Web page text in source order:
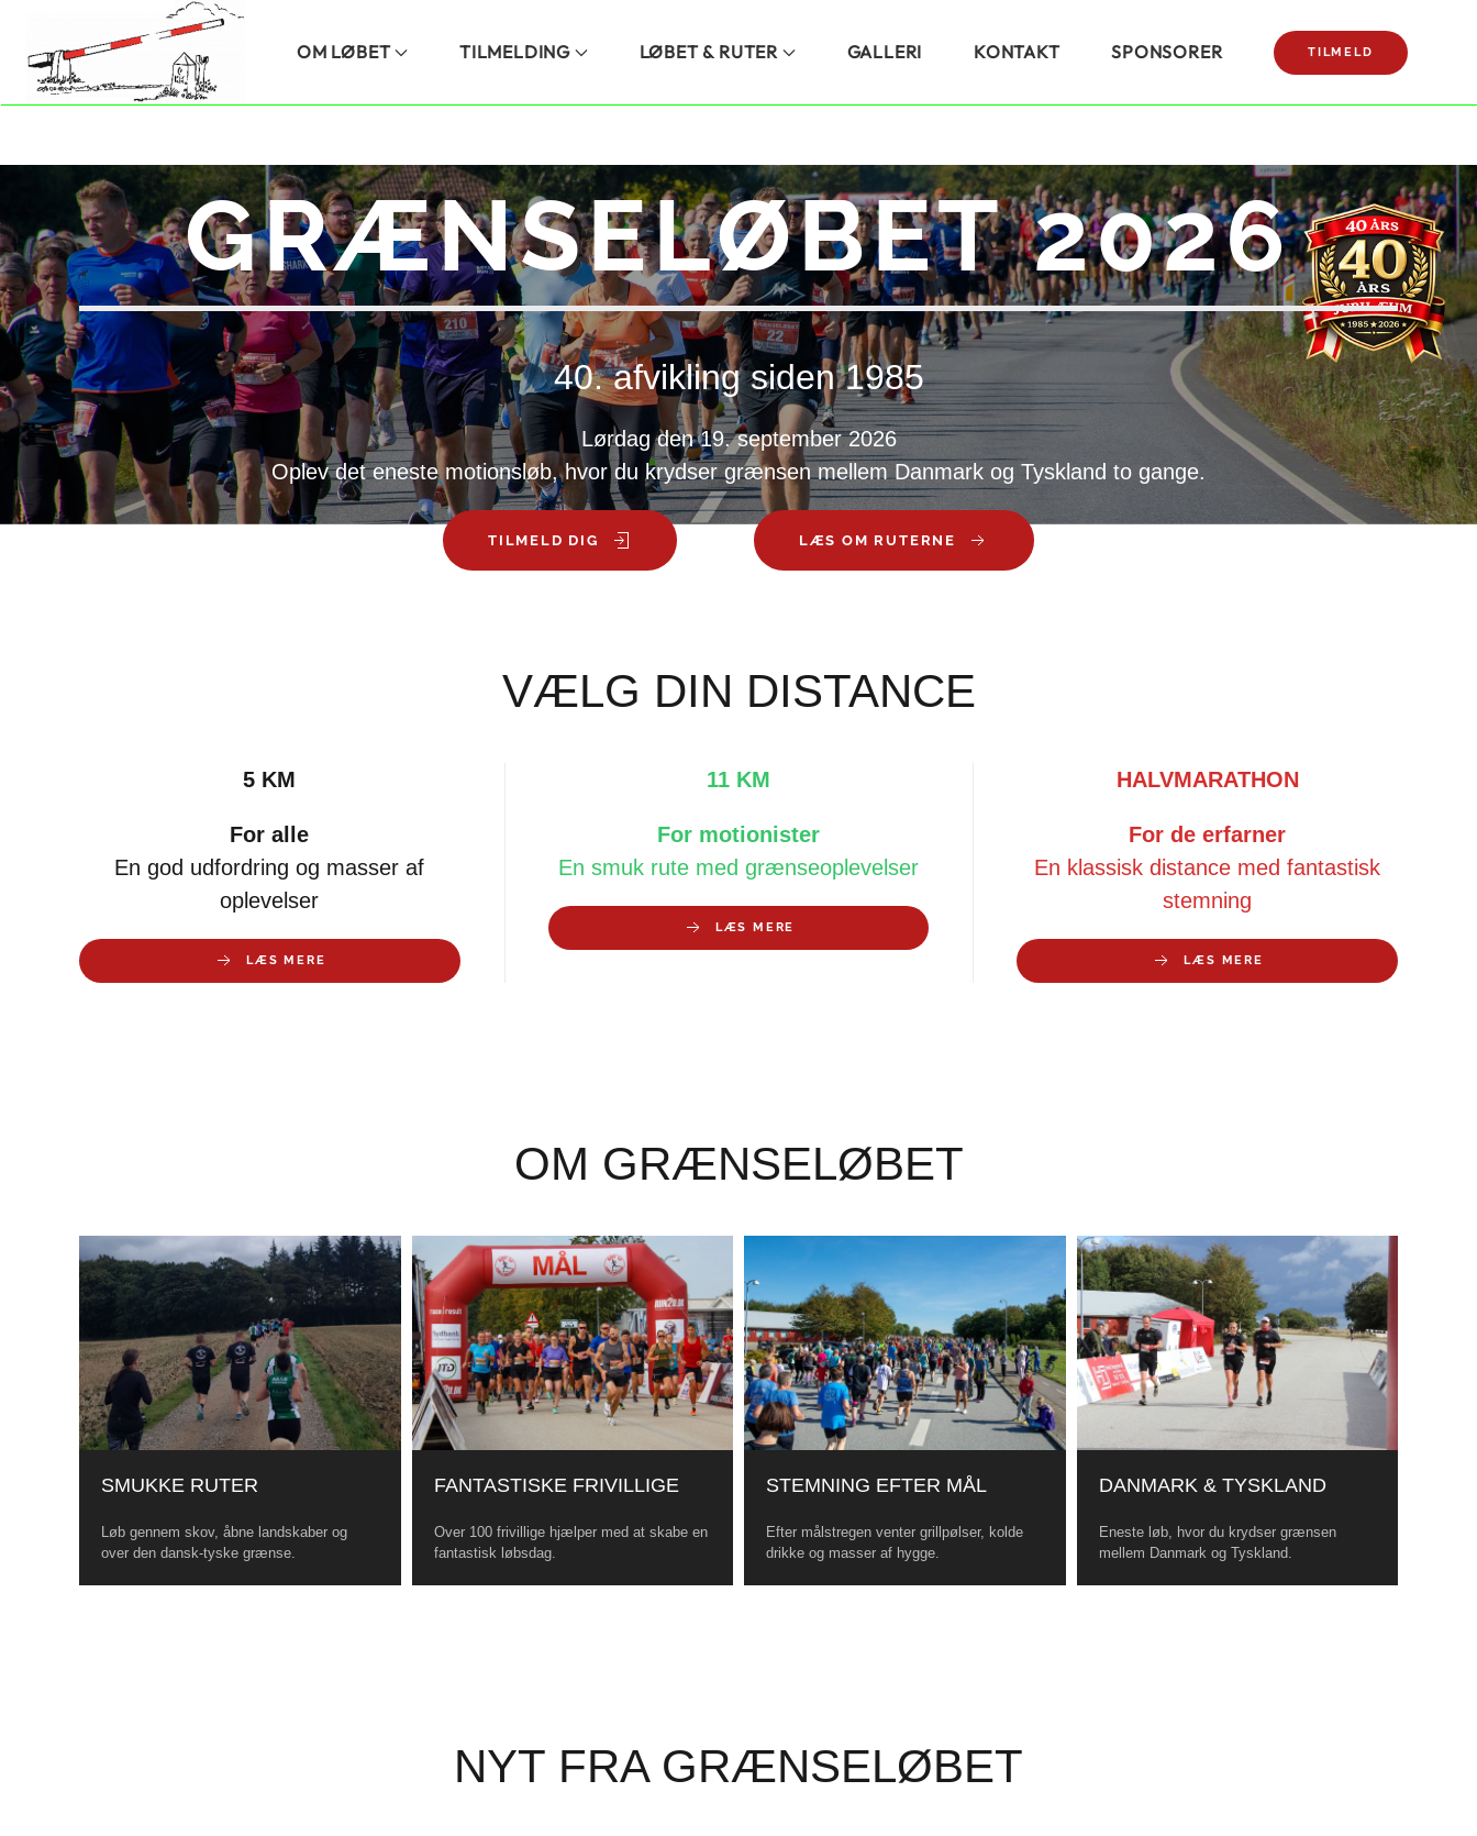
Skip to main content OM LØBET TILMELDING LØBET & RUTER GALLERI KONTAKT SPONSORER TILMELD
GRÆNSELØBET 2026
40. afvikling siden 1985
Lørdag den 19. september 2026
Oplev det eneste motionsløb, hvor du krydser grænsen mellem Danmark og Tyskland to gange.
TILMELD DIG LÆS OM RUTERNE
VÆLG DIN DISTANCE
5 KM
For alle
En god udfordring og masser af
oplevelser
LÆS MERE
11 KM
For motionister
En smuk rute med grænseoplevelser
LÆS MERE
HALVMARATHON
For de erfarner
En klassisk distance med fantastisk
stemning
LÆS MERE
OM GRÆNSELØBET
SMUKKE RUTER
Løb gennem skov, åbne landskaber og
over den dansk-tyske grænse.
FANTASTISKE FRIVILLIGE
Over 100 frivillige hjælper med at skabe en
fantastisk løbsdag.
STEMNING EFTER MÅL
Efter målstregen venter grillpølser, kolde
drikke og masser af hygge.
DANMARK & TYSKLAND
Eneste løb, hvor du krydser grænsen
mellem Danmark og Tyskland.
NYT FRA GRÆNSELØBET